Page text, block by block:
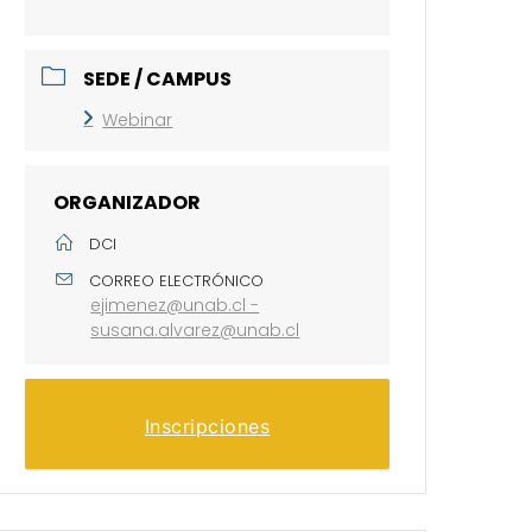
SEDE / CAMPUS
Webinar
ORGANIZADOR
DCI
CORREO ELECTRÓNICO
ejimenez@unab.cl -
susana.alvarez@unab.cl
Inscripciones